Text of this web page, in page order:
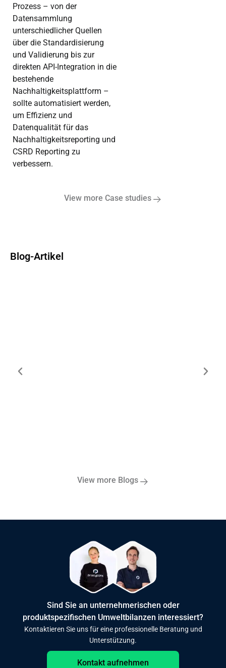
Prozess – von der
Datensammlung
unterschiedlicher Quellen
über die Standardisierung
und Validierung bis zur
direkten API-Integration in die
bestehende
Nachhaltigkeitsplattform –
sollte automatisiert werden,
um Effizienz und
Datenqualität für das
Nachhaltigkeitsreporting und
CSRD Reporting zu
verbessern.
View more Case studies
Blog-Artikel
View more Blogs
Sind Sie an unternehmerischen oder
produktspezifischen Umweltbilanzen interessiert?
Kontaktieren Sie uns für eine professionelle Beratung und
Unterstützung.
Kontakt aufnehmen